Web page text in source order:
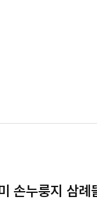
손누룽지 삼